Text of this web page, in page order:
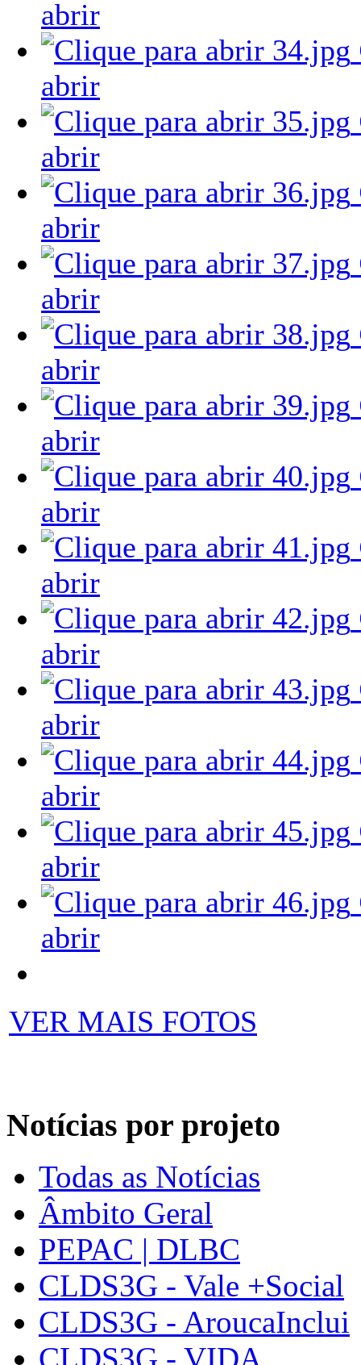
abrir
abrir
abrir
abrir
abrir
abrir
abrir
abrir
abrir
abrir
abrir
abrir
abrir
abrir
VER MAIS FOTOS
Notícias por projeto
Todas as Notícias
Âmbito Geral
PEPAC | DLBC
CLDS3G - Vale +Social
CLDS3G - AroucaInclui